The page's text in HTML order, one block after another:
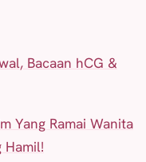
Bacaan hCG &
Yang Ramai Wanita
Hamil!